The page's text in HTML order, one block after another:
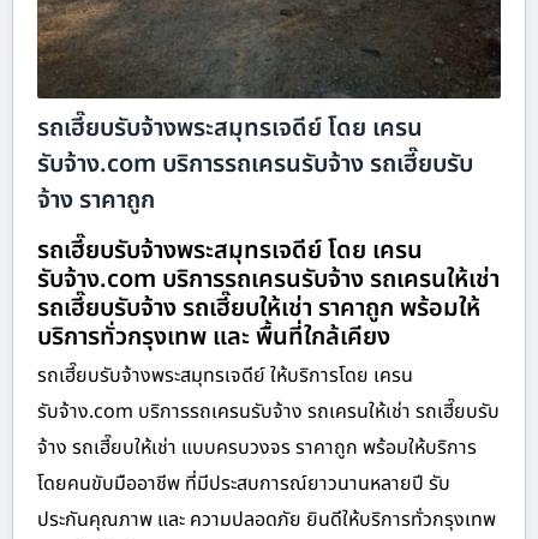
รถเฮี๊ยบรับจ้างพระสมุทรเจดีย์ โดย เครน
รับจ้าง.com บริการรถเครนรับจ้าง รถเฮี๊ยบรับ
จ้าง ราคาถูก
รถเฮี๊ยบรับจ้างพระสมุทรเจดีย์ โดย เครน
รับจ้าง.com บริการรถเครนรับจ้าง รถเครนให้เช่า
รถเฮี๊ยบรับจ้าง รถเฮี๊ยบให้เช่า ราคาถูก พร้อมให้
บริการทั่วกรุงเทพ และ พื้นที่ใกล้เคียง
รถเฮี๊ยบรับจ้างพระสมุทรเจดีย์ ให้บริการโดย เครน
รับจ้าง.com บริการรถเครนรับจ้าง รถเครนให้เช่า รถเฮี๊ยบรับ
จ้าง รถเฮี๊ยบให้เช่า แบบครบวงจร ราคาถูก พร้อมให้บริการ
โดยคนขับมืออาชีพ ที่มีประสบการณ์ยาวนานหลายปี รับ
ประกันคุณภาพ และ ความปลอดภัย ยินดีให้บริการทั่วกรุงเทพ